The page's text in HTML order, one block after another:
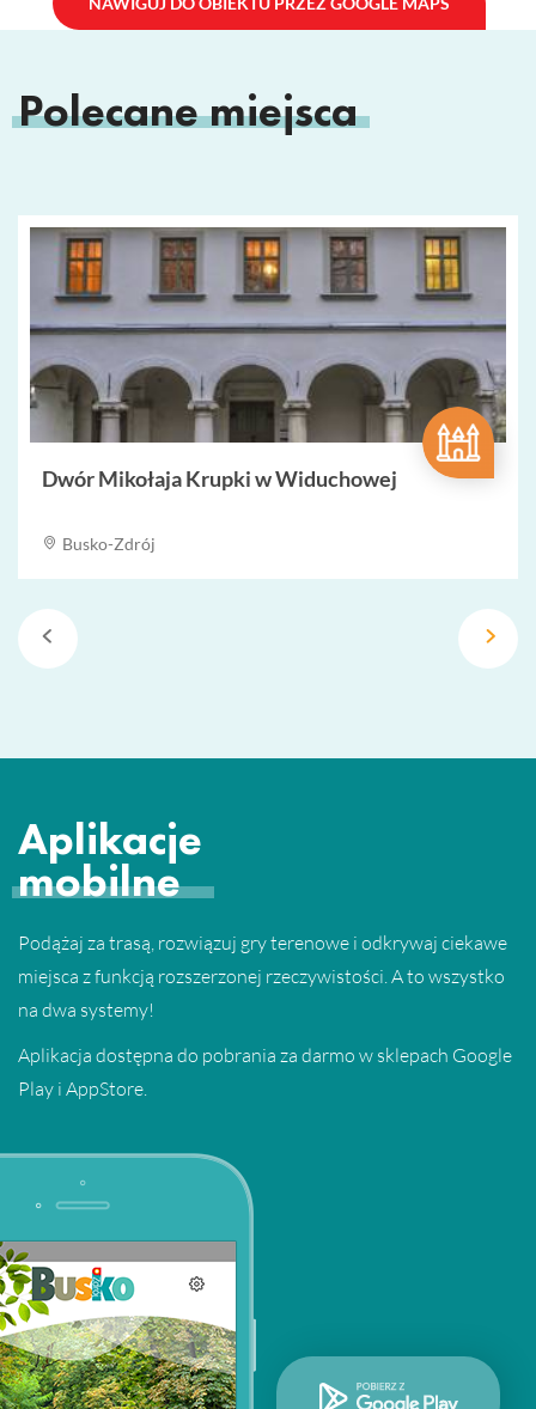
Polecane miejsca
Dwór Mikołaja Krupki w Widuchowej
Busko-Zdrój
Aplikacje
mobilne
Podążaj za trasą, rozwiązuj gry terenowe i odkrywaj ciekawe
miejsca z funkcją rozszerzonej rzeczywistości. A to wszystko
na dwa systemy!
Aplikacja dostępna do pobrania za darmo w sklepach Google
Play i AppStore.